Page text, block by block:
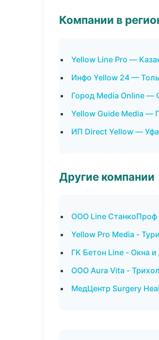
Компании в
Yellow Line Pro —
Инфо Yellow 24 —
Город Media Online —
Yellow Guide Media —
ИП Direct Yellow — Уфа
Другие компании
ООО Line СтанкоПроф
Yellow Pro Media -
ГК Бетон Line - Окна
ООО Aura Vita -
МедЦентр Surgery